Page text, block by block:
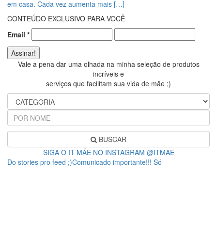
em casa. Cada vez aumenta mais […]
CONTEÚDO EXCLUSIVO PARA VOCÊ
Email *
Vale a pena dar uma olhada na minha seleção de produtos
incríveis e
serviços que facilitam sua vida de mãe ;)
BUSCAR
SIGA O IT MÃE NO INSTAGRAM @ITMAE
Do stories pro feed ;)Comunicado importante!!! Só